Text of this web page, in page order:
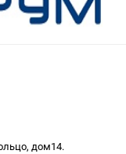
дом14.